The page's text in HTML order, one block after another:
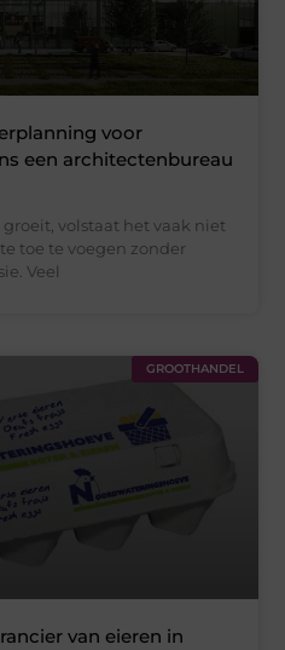
voor
een architectenbureau
volstaat het vaak niet
toe te voegen zonder
Veel
GROOTHANDEL
van eieren in